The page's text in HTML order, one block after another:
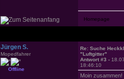
Jürgen S.
Mopedfahrer
Offline
Re: Suche
"Luftgitter"
Antwort #3 -
18:46:10
Moin zusammen!